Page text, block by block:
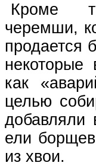
Кроме
черемши,
продается
некоторые
как
целью
добавляли
ели
из хвои.